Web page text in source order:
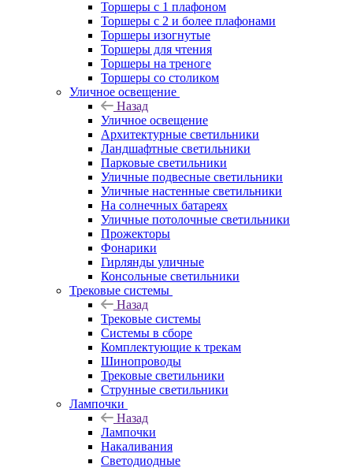
Торшеры с 1 плафоном
Торшеры с 2 и более плафонами
Торшеры изогнутые
Торшеры для чтения
Торшеры на треноге
Торшеры со столиком
Уличное освещение
Назад
Уличное освещение
Архитектурные светильники
Ландшафтные светильники
Парковые светильники
Уличные подвесные светильники
Уличные настенные светильники
На солнечных батареях
Уличные потолочные светильники
Прожекторы
Фонарики
Гирлянды уличные
Консольные светильники
Трековые системы
Назад
Трековые системы
Системы в сборе
Комплектующие к трекам
Шинопроводы
Трековые светильники
Струнные светильники
Лампочки
Назад
Лампочки
Накаливания
Светодиодные